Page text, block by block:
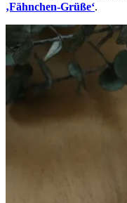
‚Fähnchen-Grüße‘.